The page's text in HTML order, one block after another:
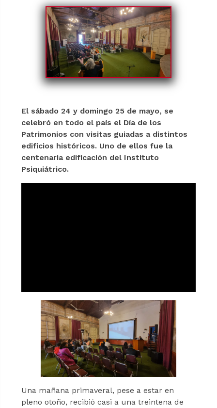
El sábado 24 y domingo 25 de mayo, se
celebró en todo el país el Día de los
Patrimonios con visitas guiadas a distintos
edificios históricos. Uno de ellos fue la
centenaria edificación del Instituto
Psiquiátrico.
Una mañana primaveral, pese a estar en
pleno otoño, recibió casi a una treintena de